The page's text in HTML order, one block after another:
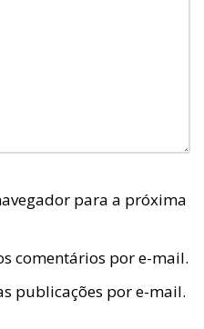
para a próxima
comentários por e-mail.
publicações por e-mail.